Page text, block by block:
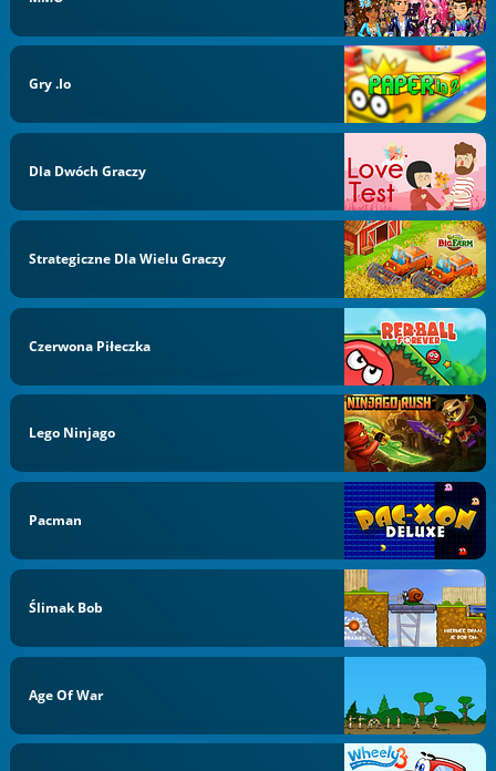
Gry .io
Dla Dwóch Graczy
Strategiczne Dla Wielu Graczy
Czerwona Piłeczka
Lego Ninjago
Pacman
Ślimak Bob
Age Of War